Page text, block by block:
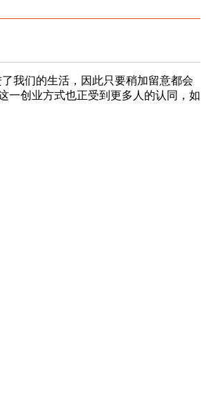
我们的生活，因此只要稍加留意都会
一创业方式也正受到更多人的认同，如